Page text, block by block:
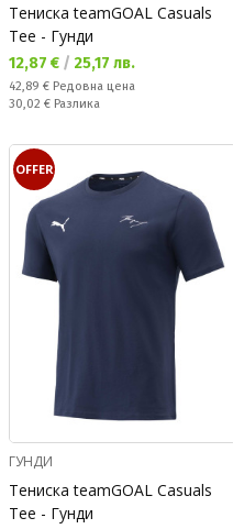
Тениска teamGOAL Casuals
Tee - Гунди
Текуща цена:
12,87 € / 25,17 лв.
Редовна цена:
42,89 € Редовна цена
Спестявате:
30,02 € Разлика
OFFER
ГУНДИ
Тениска teamGOAL Casuals
Tee - Гунди